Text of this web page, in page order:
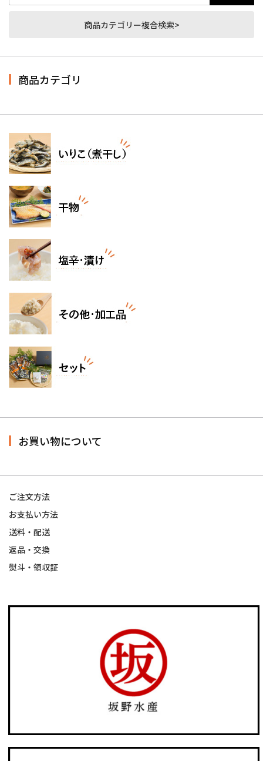
商品カテゴリー複合検索>
商品カテゴリ
お買い物について
ご注文方法
お支払い方法
送料・配送
返品・交換
熨斗・領収証